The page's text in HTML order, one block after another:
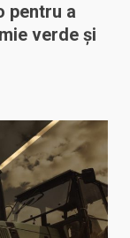
pentru a
verde și